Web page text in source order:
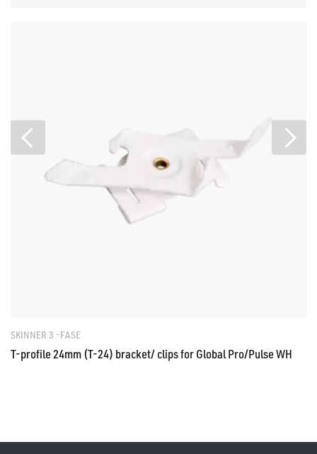
SKINNER 3 -FASE
T-profile 24mm (T-24) bracket/ clips for Global Pro/Pulse WH